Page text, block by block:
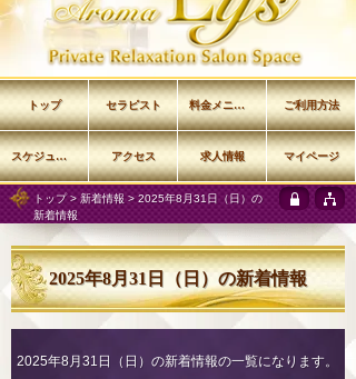
トップ> 新着情報 > 2025年8月31日（日）の
新着情報
2025年8月31日（日）の新着情報
2025年8月31日（日）の新着情報の一覧になります。
トップ セラピスト 料金メニュー ご利用方法
スケジュール アクセス 求人情報 マイページ